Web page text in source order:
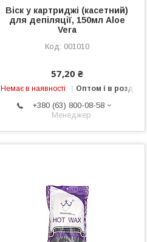
Віск у картриджі (касетний)
для депіляції, 150мл Aloe
Vera
001010
57,20 ₴
Немає в наявності Оптом і в роздріб
+380 (63) 800-08-58
Менеджер